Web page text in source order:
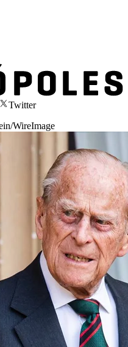
Twitter
WireImage